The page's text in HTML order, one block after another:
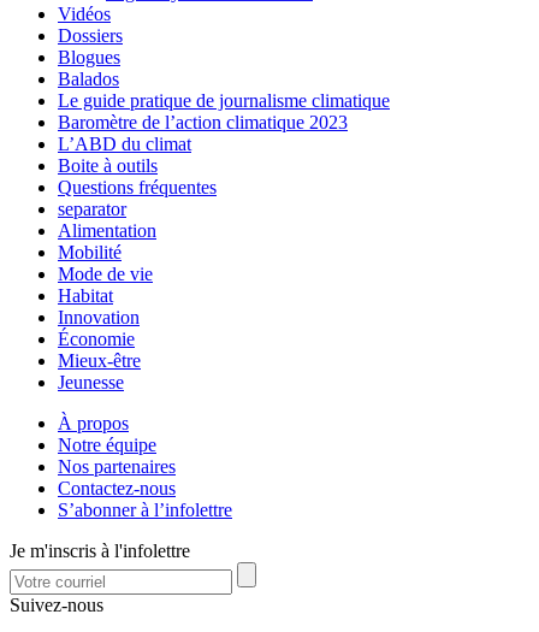
Vidéos
Dossiers
Blogues
Balados
Le guide pratique de journalisme climatique
Baromètre de l’action climatique 2023
L’ABD du climat
Boite à outils
Questions fréquentes
separator
Alimentation
Mobilité
Mode de vie
Habitat
Innovation
Économie
Mieux-être
Jeunesse
À propos
Notre équipe
Nos partenaires
Contactez-nous
S’abonner à l’infolettre
Je m'inscris à l'infolettre
Suivez-nous